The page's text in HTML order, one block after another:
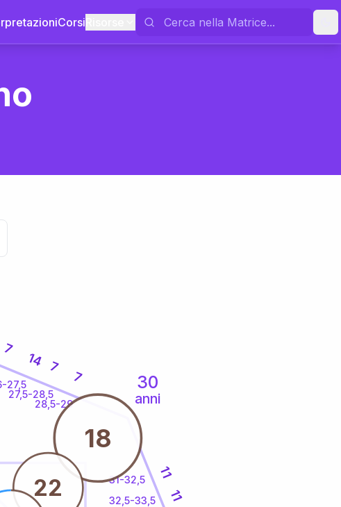
Corsi
30
anni
27,5
27,5-28,5
28,5-29
31-32,5
32,5-33,5
7
14 7
7
11
11
18
22